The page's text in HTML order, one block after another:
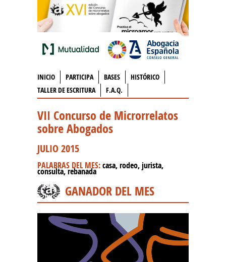
INICIO PARTICIPA BASES
HISTÓRICO
TALLER DE ESCRITURA
F.A.Q.
VII Concurso de Microrrelatos
sobre Abogados
JULIO 2015
PALABRAS DEL MES:casa, rodeo, jurista,
consulta, rebanada
GANADOR DEL MES